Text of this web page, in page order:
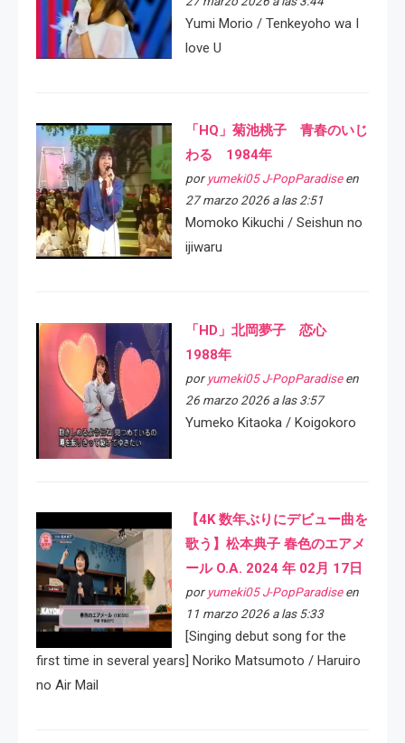
Yumi Morio / Tenkeyoho wa I
love U
「HQ」菊池桃子 青春のいじ
わる 1984年
por yumeki05 J-PopParadiseen
27 marzo 2026 a las 2:51
Momoko Kikuchi / Seishun no
ijiwaru
「HD」北岡夢子 恋心
1988年
por yumeki05 J-PopParadiseen
26 marzo 2026 a las 3:57
Yumeko Kitaoka / Koigokoro
【4K 数年ぶりにデビュー曲を
歌う】松本典子 春色のエアメ
ール O.A. 2024 年 02月 17日
por yumeki05 J-PopParadiseen
11 marzo 2026 a las 5:33
[Singing debut song for the
first time in several years] Noriko Matsumoto / Haruiro
no Air Mail